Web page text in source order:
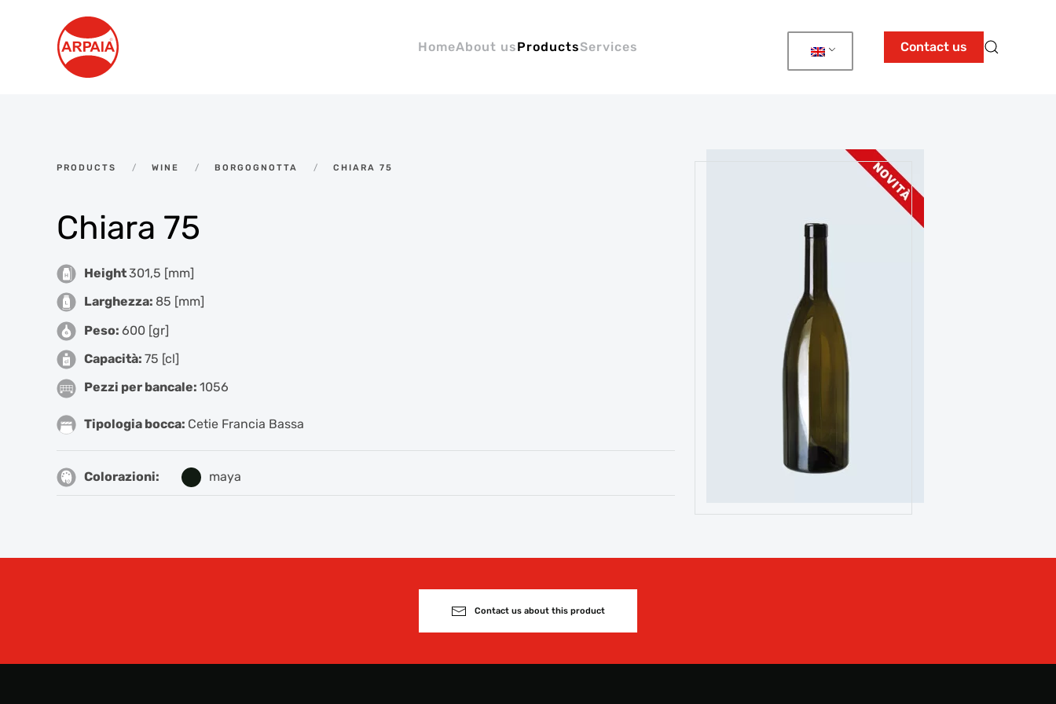
Skip to main content
HomeAbout usProductsServices Contact us
PRODUCTS WINE BORGOGNOTTA CHIARA 75
Chiara 75
Height301,5 [mm]
Larghezza: 85 [mm]
Peso: 600 [gr]
Capacità: 75 [cl]
Pezzi per bancale: 1056
Tipologia bocca: Cetie Francia Bassa
Colorazioni: maya
Contact us about this product